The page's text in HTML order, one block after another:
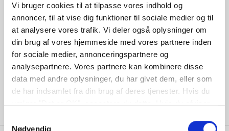
Vi bruger cookies til at tilpasse vores indhold og
annoncer, til at vise dig funktioner til sociale medier og til
at analysere vores trafik. Vi deler også oplysninger om
din brug af vores hjemmeside med vores partnere inden
for sociale medier, annonceringspartnere og
analysepartnere. Vores partnere kan kombinere disse
data med andre oplysninger, du har givet dem, eller som
de har indsamlet fra din brug af deres tjenester. Hvis du
vælger "Det er OK", acceptere du dette. Hvis du afviser
"indstil præferencer" for at administrere dine
Nødvendig
Kontakt
H C Ørsteds Vej 18
7800 Skive
Tlf:
28282401
mail@dinbilpartnerskive.dk